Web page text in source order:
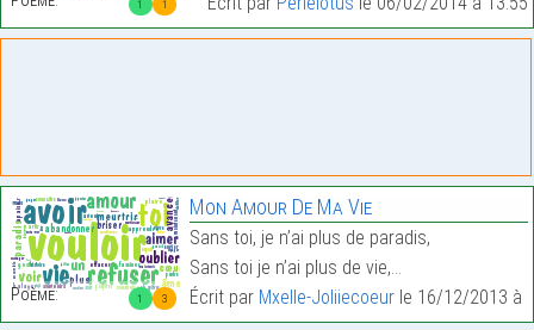
1 1
1 3
Poème:
Mon Amour De Ma Vie
Sans toi, je n’ai plus de paradis,
Sans toi je n’ai plus de vie,…
Écrit par Mxelle-Joliiecoeurle 16/12/2013 à